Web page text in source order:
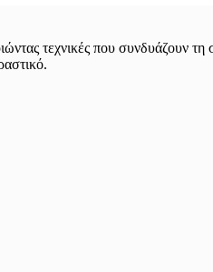
τεχνικές που συνδυάζουν